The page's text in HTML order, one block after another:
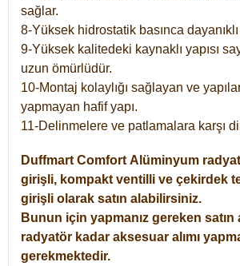
sağlar.
8-Yüksek hidrostatik basınca
9-Yüksek kalitedeki kaynaklı yapısı
uzun ömürlüdür.
10-Montaj kolaylığı sağlayan ve
yapmayan hafif yapı.
11-Delinmelere ve patlamalara karşı
Duffmart Comfort Alüminyum
girişli, kompakt ventilli ve çekirdek
girişli olarak satın alabilirsiniz.
Bunun için yapmanız gereken satın
radyatör kadar aksesuar alımı
gerekmektedir.